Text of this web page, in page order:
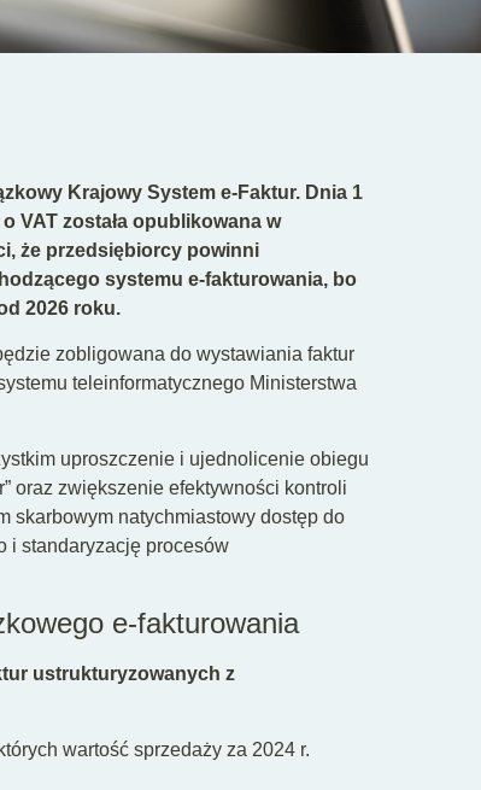
Krajowy System e-Faktur. Dnia 1
VAT została opublikowana w
że przedsiębiorcy powinni
systemu e-fakturowania, bo
2026 roku.
zobligowana do wystawiania faktur
teleinformatycznego Ministerstwa
uproszczenie i ujednolicenie obiegu
oraz zwiększenie efektywności kontroli
skarbowym natychmiastowy dostęp do
i standaryzację procesów
e-fakturowania
ustrukturyzowanych z
wartość sprzedaży za 2024 r.